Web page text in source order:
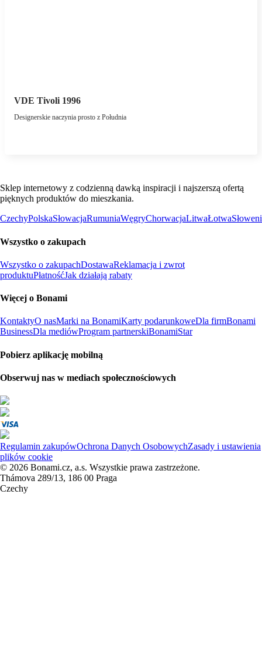
VDE Tivoli 1996
Designerskie naczynia prosto z Południa
Sklep internetowy z codzienną dawką inspiracji i najszerszą ofertą
pięknych produktów do mieszkania.
CzechyPolskaSłowacjaRumuniaWęgryChorwacjaLitwaŁotwa
Wszystko o zakupach
Wszystko o zakupachDostawaReklamacja i zwrot
produktuPłatnośćJak działają rabaty
Więcej o Bonami
KontaktyO nasMarki na BonamiKarty podarunkoweDla firmBonami
BusinessDla mediówProgram partnerskiBonamiStar
Pobierz aplikację mobilną
Obserwuj nas w mediach społecznościowych
Regulamin zakupówOchrona Danych OsobowychZasady i ustawienia
plików cookie
© 2026 Bonami.cz, a.s. Wszystkie prawa zastrzeżone.
Thámova 289/13, 186 00 Praga
Czechy